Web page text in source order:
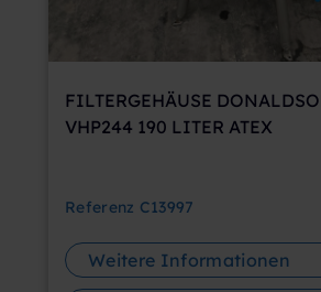
FILTERGEHÄUSE
VHP244 190 LITER ATEX
Referenz C13997
Weitere Informationen